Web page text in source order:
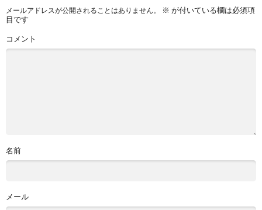
メールアドレスが公開されることはありません。 ※ が付いている欄は必須項
目です
コメント
名前
メール